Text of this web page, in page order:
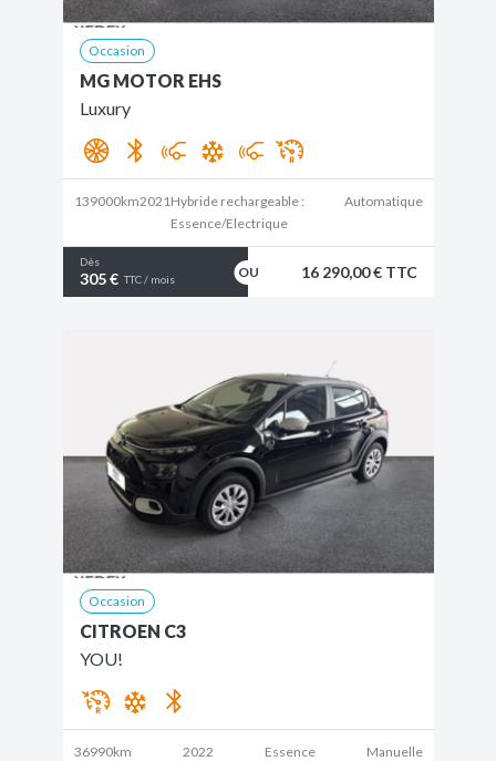
Occasion
MG MOTOR EHS
Luxury
139000km2021Hybride rechargeable :
Essence/Electrique
Automatique
Dès
305 € TTC / mois 16 290,00 € TTC
Occasion
CITROEN C3
YOU!
36990km 2022 Essence Manuelle